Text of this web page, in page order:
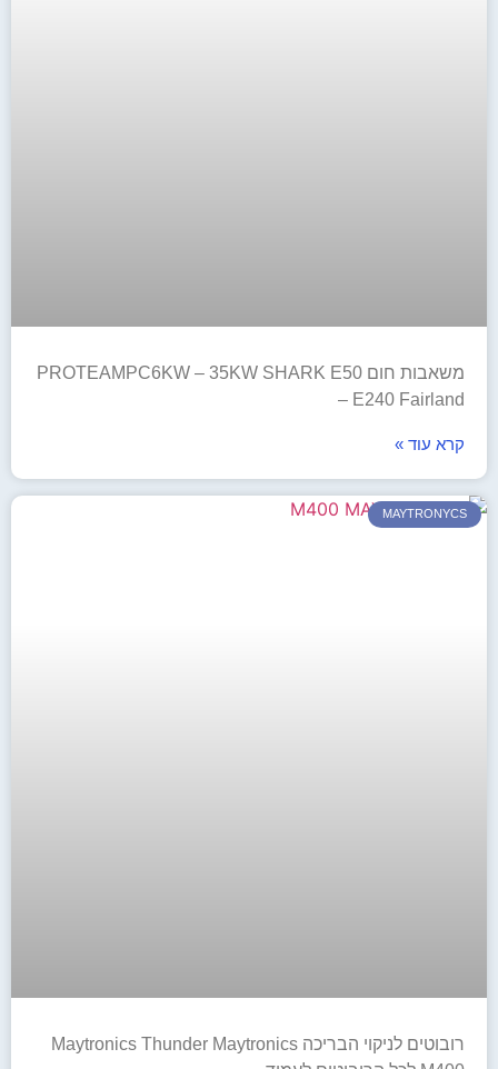
משאבות חום PROTEAMPC6KW – 35KW SHARK E50
– E240 Fairland
קרא עוד »
MAYTRONYCS
רובוטים לניקוי הבריכה Maytronics Thunder Maytronics